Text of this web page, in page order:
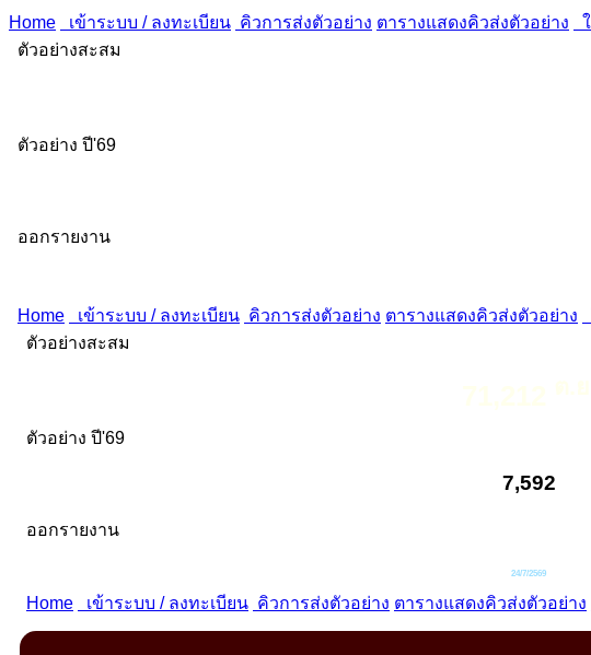
Home เข้าระบบ / ลงทะเบียน คิวการส่งตัวอย่าง ตารางแสดงคิวส่งตัวอย่าง
ตัวอย่างสะสม
ตัวอย่าง ปี'69
ออกรายงาน